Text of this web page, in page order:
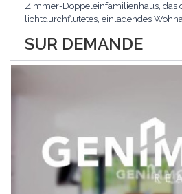
SUR DEMANDE
Zimmer-Doppeleinfamilienhaus, das
lichtdurchflutetes, einladendes
Liegenschaft in einem
zeitgemässen Wohnkomfort perfekt